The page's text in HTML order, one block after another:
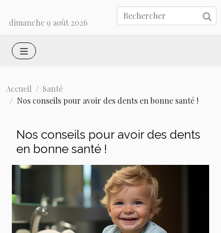
dimanche 9 août 2026
Accueil
Santé
Nos conseils pour avoir des dents en bonne santé !
Nos conseils pour avoir des dents
en bonne santé !